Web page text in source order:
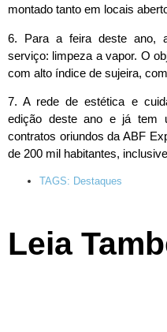
montado tanto em locais
6. Para a feira deste ano,
serviço: limpeza a vapor. O
com alto índice de sujeira,
7. A rede de estética e
edição deste ano e já tem
contratos oriundos da ABF
de 200 mil habitantes,
TAGS: Destaques
Leia